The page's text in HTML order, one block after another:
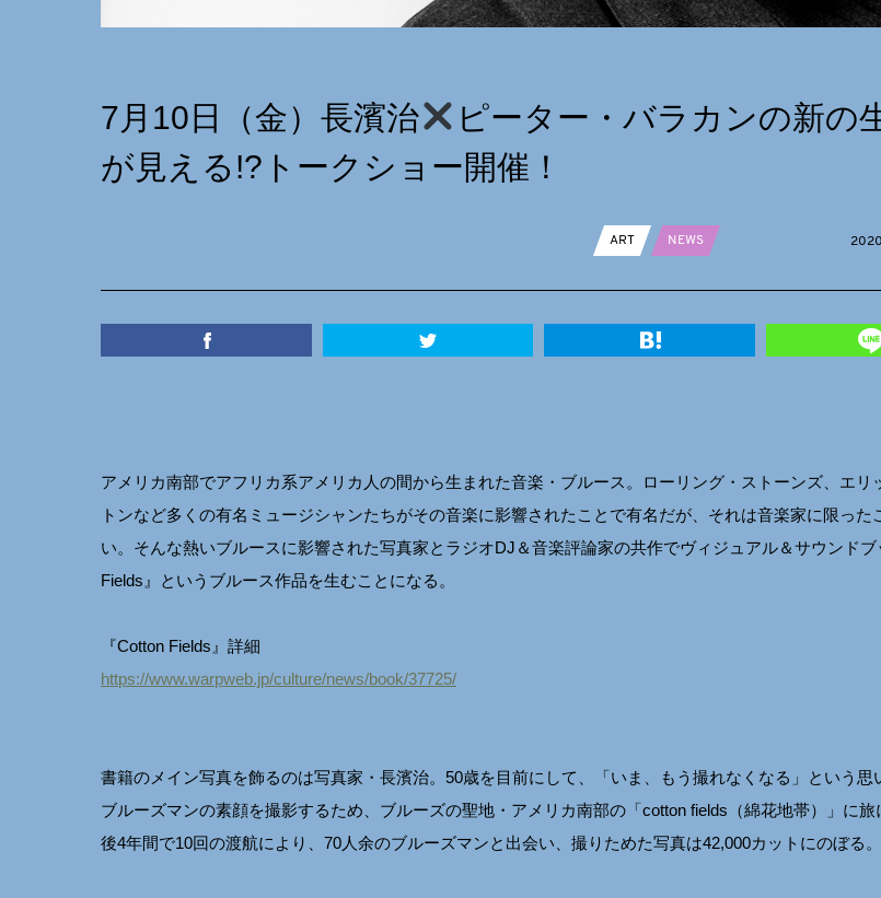
7月10日（金）長濱治
ピーター・バラカンの新の
が見える!?トークショー開催！
ART NEWS
アメリカ南部でアフリカ系アメリカ人の間から生まれた音楽・ブルース。ローリング・ストーンズ、エリ
トンなど多くの有名ミュージシャンたちがその音楽に影響されたことで有名だが、それは音楽家に限った
い。そんな熱いブルースに影響された写真家とラジオDJ＆音楽評論家の共作でヴィジュアル＆サウンドブ
Fields』というブルース作品を生むことになる。
『Cotton Fields』詳細
https://www.warpweb.jp/culture/news/book/37725/
書籍のメイン写真を飾るのは写真家・長濱治。50歳を目前にして、「いま、もう撮れなくなる」という思
ブルーズマンの素顔を撮影するため、ブルーズの聖地・アメリカ南部の「cotton fields（綿花地帯）」に旅
後4年間で10回の渡航により、70人余のブルーズマンと出会い、撮りためた写真は42,000カットにのぼる。